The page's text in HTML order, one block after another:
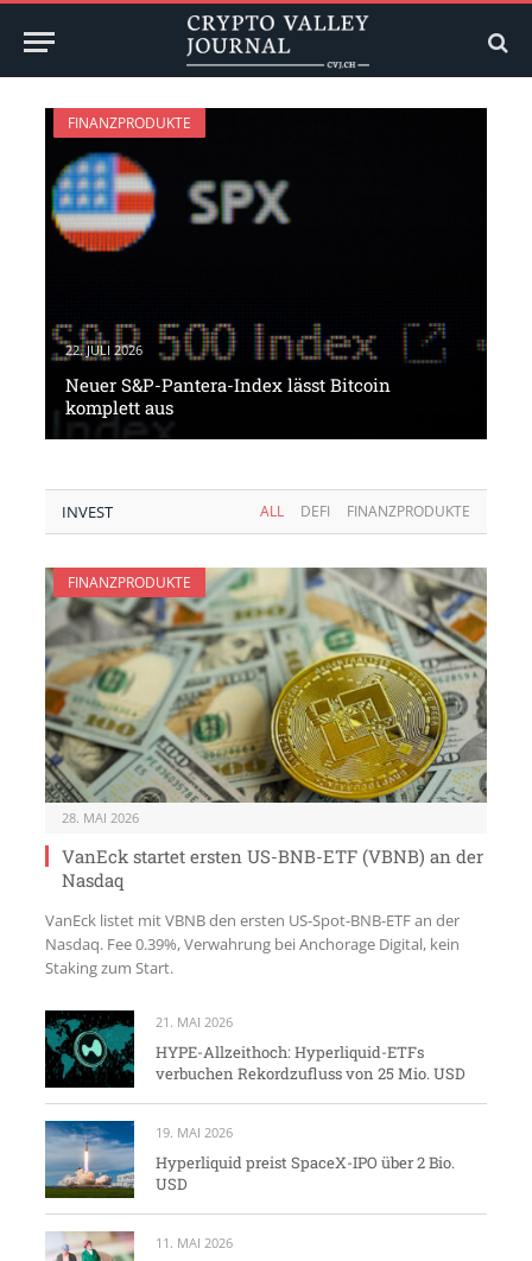
FINANZPRODUKTE
22. JULI 2026
Neuer S&P-Pantera-Index lässt Bitcoin
komplett aus
INVEST ALL DEFI FINANZPRODUKTE
FINANZPRODUKTE
28. MAI 2026
VanEck startet ersten US-BNB-ETF (VBNB) an der
Nasdaq
VanEck listet mit VBNB den ersten US-Spot-BNB-ETF an der
Nasdaq. Fee 0.39%, Verwahrung bei Anchorage Digital, kein
Staking zum Start.
21. MAI 2026
HYPE-Allzeithoch: Hyperliquid-ETFs
verbuchen Rekordzufluss von 25 Mio. USD
19. MAI 2026
Hyperliquid preist SpaceX-IPO über 2 Bio.
USD
11. MAI 2026